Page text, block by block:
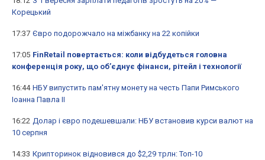
Корецький
17:37 Євро подорожчало на міжбанку на 22 копійки
17:05 FinRetail повертається: коли відбудеться головна
конференція року, що об’єднує фінанси, рітейл і технології
16:44 НБУ випустить пам'ятну монету на честь Папи Римського
Іоанна Павла II
16:22 Долар і євро подешевшали: НБУ встановив курси валют на
10 серпня
14:33 Крипторинок відновився до $2,29 трлн: Топ-10